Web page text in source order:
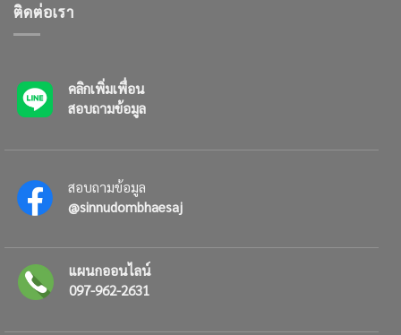
ติดต่อเรา
คลิกเพิ่มเพื่อน
สอบถามข้อมูล
สอบถามข้อมูล
@sinnudombhaesaj
แผนกออนไลน์
097-962-2631